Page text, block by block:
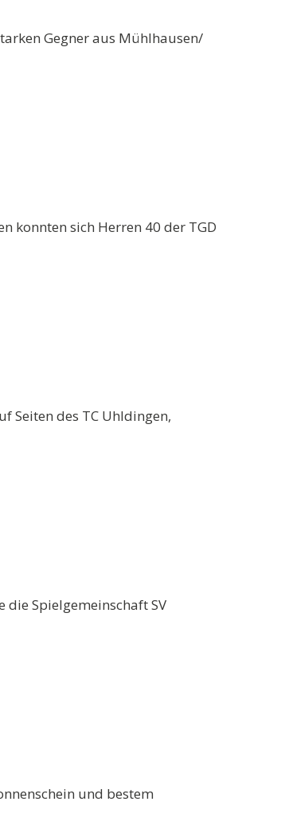
Gegner aus Mühlhausen/
konnten sich Herren 40 der TGD
Seiten des TC Uhldingen,
die Spielgemeinschaft SV
und bestem